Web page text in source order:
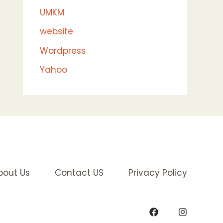
UMKM
website
Wordpress
Yahoo
Us Contact US Privacy Policy